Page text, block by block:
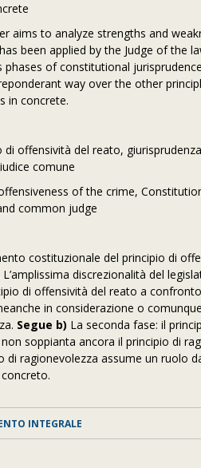
aims to analyze strengths and
been applied by the Judge of the
of constitutional
way over the other
in concrete.
di offensività del reato,
comune
of the crime,
common judge
costituzionale del principio di
L’amplissima discrezionalità del
di offensività del reato a
in considerazione o
Segue b) La seconda fase: il
soppianta ancora il principio di
di ragionevolezza assume un ruolo
INTEGRALE